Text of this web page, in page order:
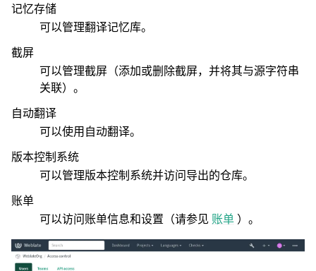
记忆存储
可以管理翻译记忆库。
截屏
可以管理截屏（添加或删除截屏，并将其与源字符串
关联）。
自动翻译
可以使用自动翻译。
版本控制系统
可以管理版本控制系统并访问导出的仓库。
账单
可以访问账单信息和设置（请参见 账单 ）。